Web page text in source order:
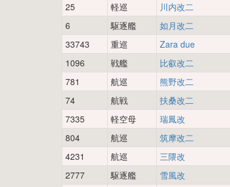
25
軽巡 川内改二
6
駆逐艦 如月改二
33743
重巡 Zara due
1096
戦艦 比叡改二
781
航巡 熊野改二
74
航戦 扶桑改二
7335
軽空母 瑞鳳改
804
航巡 筑摩改二
4231
航巡 三隈改
2777
駆逐艦 雪風改